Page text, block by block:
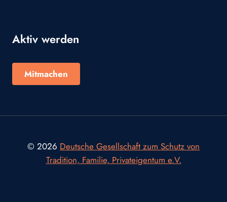
Aktiv werden
Mitmachen
© 2026 Deutsche Gesellschaft zum Schutz von
Tradition, Familie, Privateigentum e.V.